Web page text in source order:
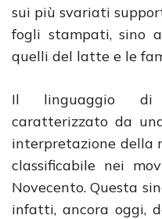
sui più svariati
fogli stampati, sino
quelli del latte e le
Il linguaggio di
caratterizzato da
interpretazione della
classificabile nei
Novecento. Questa
infatti, ancora oggi,